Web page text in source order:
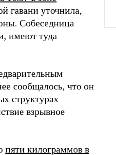
гавани уточнила,
Собеседница
имеют туда
сообщалось, что он
структурах
взрывное
пяти килограммов в